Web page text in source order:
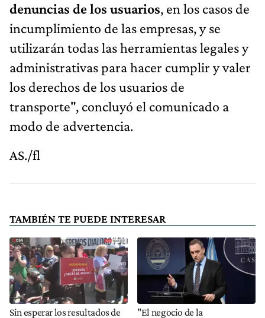
denuncias de los usuarios, en los casos de
incumplimiento de las empresas, y se
utilizarán todas las herramientas legales y
administrativas para hacer cumplir y valer
los derechos de los usuarios de
transporte", concluyó el comunicado a
modo de advertencia.
AS./fl
TAMBIÉN TE PUEDE INTERESAR
Sin esperar los resultados de
"El negocio de la